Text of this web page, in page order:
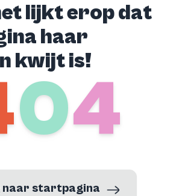
lijkt erop dat
haar
kwijt is!
04
naar startpagina